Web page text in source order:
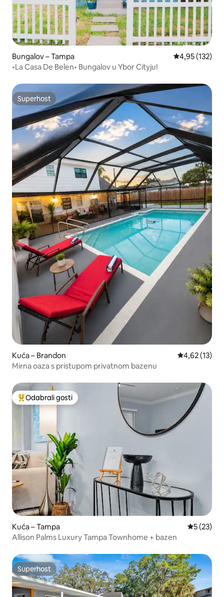
Bungalov – Tampa Prosječna
4,95 (132)
•La Casa De Belen• Bungalov u Ybor Cityju!
Superhost
Superhost
Kuća – Brandon Prosječna
4,62 (13)
Mirna oaza s pristupom privatnom bazenu
Među najviše rangiranima s oznakom „Odabrali gosti”
Odabrali gosti
Kuća – Tampa Prosječna
5 (23)
Allison Palms Luxury Tampa Townhome + bazen
Superhost
Superhost